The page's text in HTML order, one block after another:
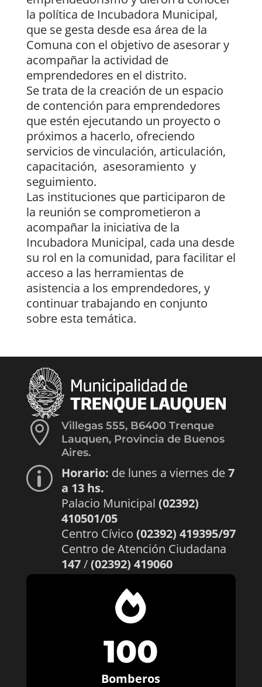
la política de Incubadora Municipal,
que se gesta desde esa área de la
Comuna con el objetivo de asesorar y
acompañar la actividad de
emprendedores en el distrito.
Se trata de la creación de un espacio
de contención para emprendedores
que estén ejecutando un proyecto o
próximos a hacerlo, ofreciendo
servicios de vinculación, articulación,
capacitación, asesoramiento y
seguimiento.
Las instituciones que participaron de
la reunión se comprometieron a
acompañar la iniciativa de la
Incubadora Municipal, cada una desde
su rol en la comunidad, para facilitar el
acceso a las herramientas de
asistencia a los emprendedores, y
continuar trabajando en conjunto
sobre esta temática.

Villegas 555, B6400 Trenque
Lauquen, Provincia de Buenos
Aires.
p Horario: de lunes a viernes de7
a 13 hs.
Palacio Municipal (02392)
410501/05
Centro Cívico (02392) 419395/97
Centro de Atención Ciudadana
147/(02392) 419060

100
Bomberos